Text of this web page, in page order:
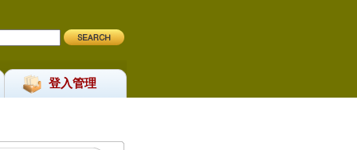
登入管理